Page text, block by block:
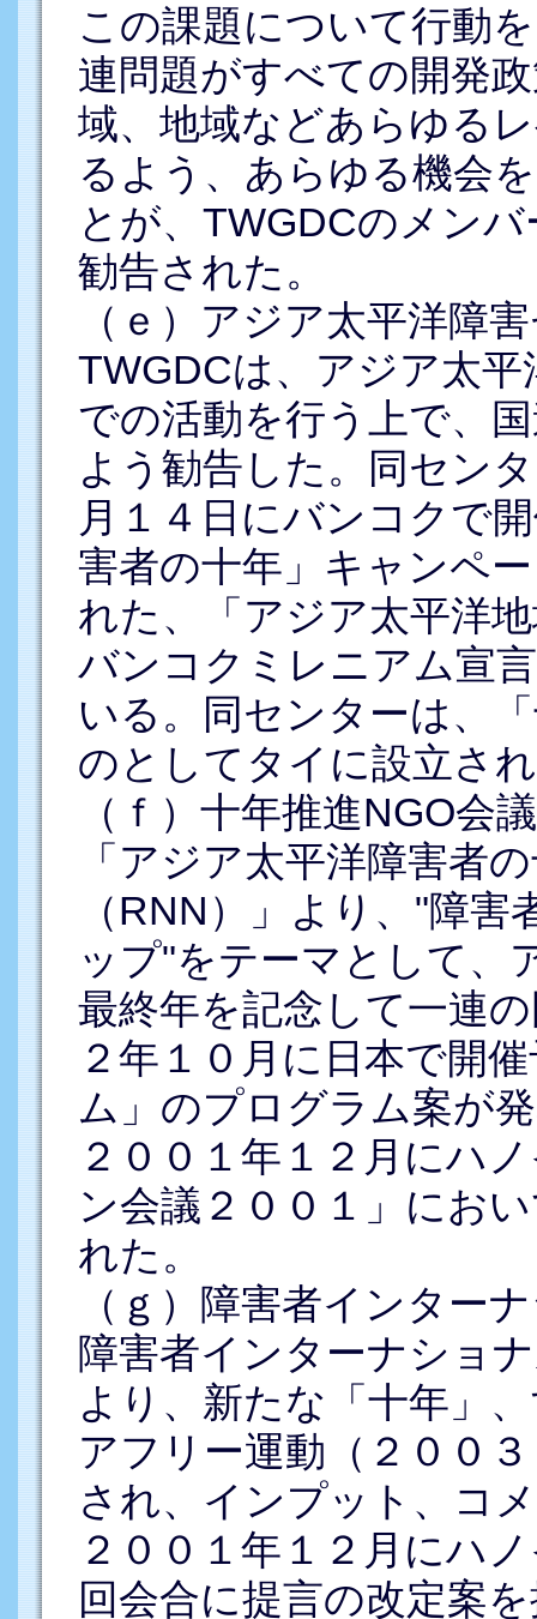
この課題について行動
連問題がすべての開発
域、地域などあらゆる
るよう、あらゆる機会
とが、TWGDCのメン
勧告された。
（ｅ）アジア太平洋障
TWGDCは、アジア太
での活動を行う上で、
よう勧告した。同セン
月１４日にバンコクで
害者の十年」キャンペ
れた、「アジア太平洋
バンコクミレニアム宣
いる。同センターは、
のとしてタイに設立さ
（ｆ）十年推進NGO会議
「アジア太平洋障害者
（RNN）」より、"障
ップ"をテーマとして、
最終年を記念して一連
２年１０月に日本で開
ム」のプログラム案が
２００１年１２月にハ
ン会議２００１」にお
れた。
（ｇ）障害者インター
障害者インターナショ
より、新たな「十年」
アフリー運動（２００
され、インプット、コ
２００１年１２月にハ
回会合に提言の改定案